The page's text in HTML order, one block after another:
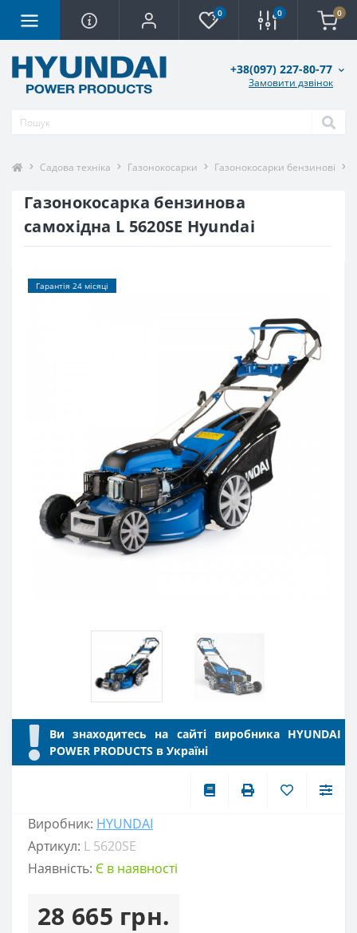
0 0 0
+38(097) 227-80-77
Замовити дзвінок
Садова техніка Газонокосарки Газонокосарки бензинові
Газонокосарка бензинова
самохідна L 5620SE Hyundai
Гарантія 24 місяці
Ви знаходитесь на сайті виробника HYUNDAI
POWER PRODUCTS в Україні
Виробник: HYUNDAI
Артикул: L 5620SE
Наявність: Є в наявності
28 665 грн.